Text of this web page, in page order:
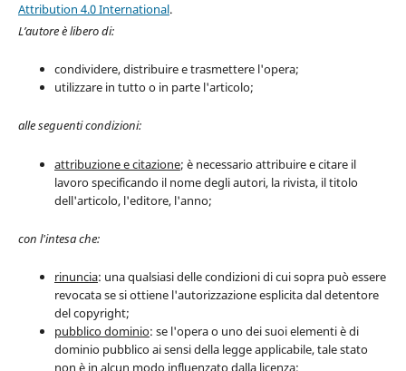
Attribution 4.0 International.
L’autore è libero di:
condividere, distribuire e trasmettere l'opera;
utilizzare in tutto o in parte l'articolo;
alle seguenti condizioni:
attribuzione e citazione; è necessario attribuire e citare il
lavoro specificando il nome degli autori, la rivista, il titolo
dell'articolo, l'editore, l'anno;
con l'intesa che:
rinuncia: una qualsiasi delle condizioni di cui sopra può essere
revocata se si ottiene l'autorizzazione esplicita dal detentore
del copyright;
pubblico dominio: se l'opera o uno dei suoi elementi è di
dominio pubblico ai sensi della legge applicabile, tale stato
non è in alcun modo influenzato dalla licenza;